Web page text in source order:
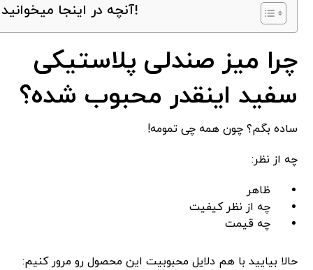
آنچه در اینجا میخوانید!
چرا میز صندلی پلاستیکی
سفید اینقدر محبوب شده؟
ساده بگم؟ چون همه چی تمومه!
چه از نظر:
ظاهر
چه از نظر کیفیت
چه قیمت
حالا بیایید با هم دلایل محبوبیت این محصول رو مرور کنیم: